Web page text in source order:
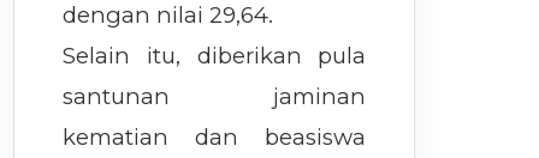
dengan nilai 29,64.
Selain itu, diberikan pula
santunan jaminan
kematian dan beasiswa